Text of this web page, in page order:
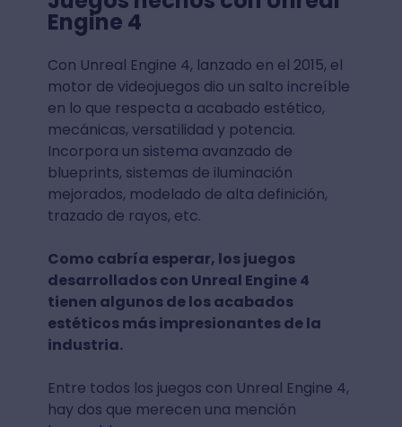
Engine 4
Con Unreal Engine 4, lanzado en el 2015, el
motor de videojuegos dio un salto increíble
en lo que respecta a acabado estético,
mecánicas, versatilidad y potencia.
Incorpora un sistema avanzado de
blueprints, sistemas de iluminación
mejorados, modelado de alta definición,
trazado de rayos, etc.
Como cabría esperar, los juegos
desarrollados con Unreal Engine 4
tienen algunos de los acabados
estéticos más impresionantes de la
industria.
Entre todos los juegos con Unreal Engine 4,
hay dos que merecen una mención